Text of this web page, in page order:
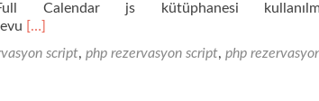
Calendar js kütüphanesi
Read
about
[…]
script, php rezervasyon script, php